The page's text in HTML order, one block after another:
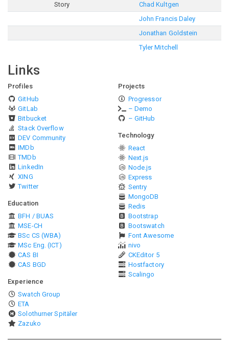
Story
Chad Kultgen
John Francis Daley
Jonathan Goldstein
Tyler Mitchell
Links
Profiles
GitHub
GitLab
Bitbucket
Stack Overflow
DEV Community
IMDb
TMDb
LinkedIn
XING
Twitter
Education
BFH / BUAS
MSE-CH
BSc CS (WBA)
MSc Eng. (ICT)
CAS BI
CAS BGD
Experience
Swatch Group
ETA
Solothurner Spitäler
Zazuko
Projects
Progressor
– Demo
– GitHub
Technology
React
Next.js
Node.js
Express
Sentry
MongoDB
Redis
Bootstrap
Bootswatch
Font Awesome
nivo
CKEditor 5
Hostfactory
Scalingo